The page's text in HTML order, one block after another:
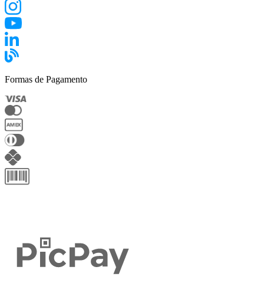
Formas de Pagamento